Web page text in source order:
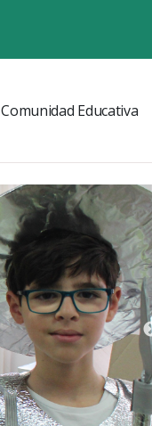
Comunidad Educativa